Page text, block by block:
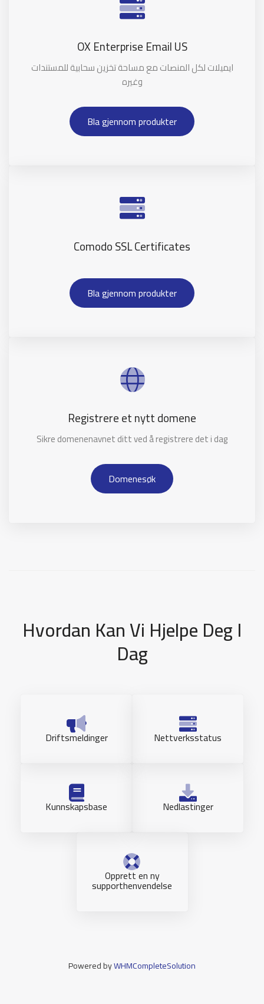
OX Enterprise Email US
ايميلات لكل المنصات مع مساحة تخزين سحابية للمستندات
وغيره
Bla gjennom produkter
Comodo SSL Certificates
Bla gjennom produkter
Registrere et nytt domene
Sikre domenenavnet ditt ved å registrere det i dag
Domenesøk
Hvordan Kan Vi Hjelpe Deg I
Dag
Driftsmeldinger Nettverksstatus
Kunnskapsbase Nedlastinger
Opprett en ny
supporthenvendelse
Powered byWHMCompleteSolution